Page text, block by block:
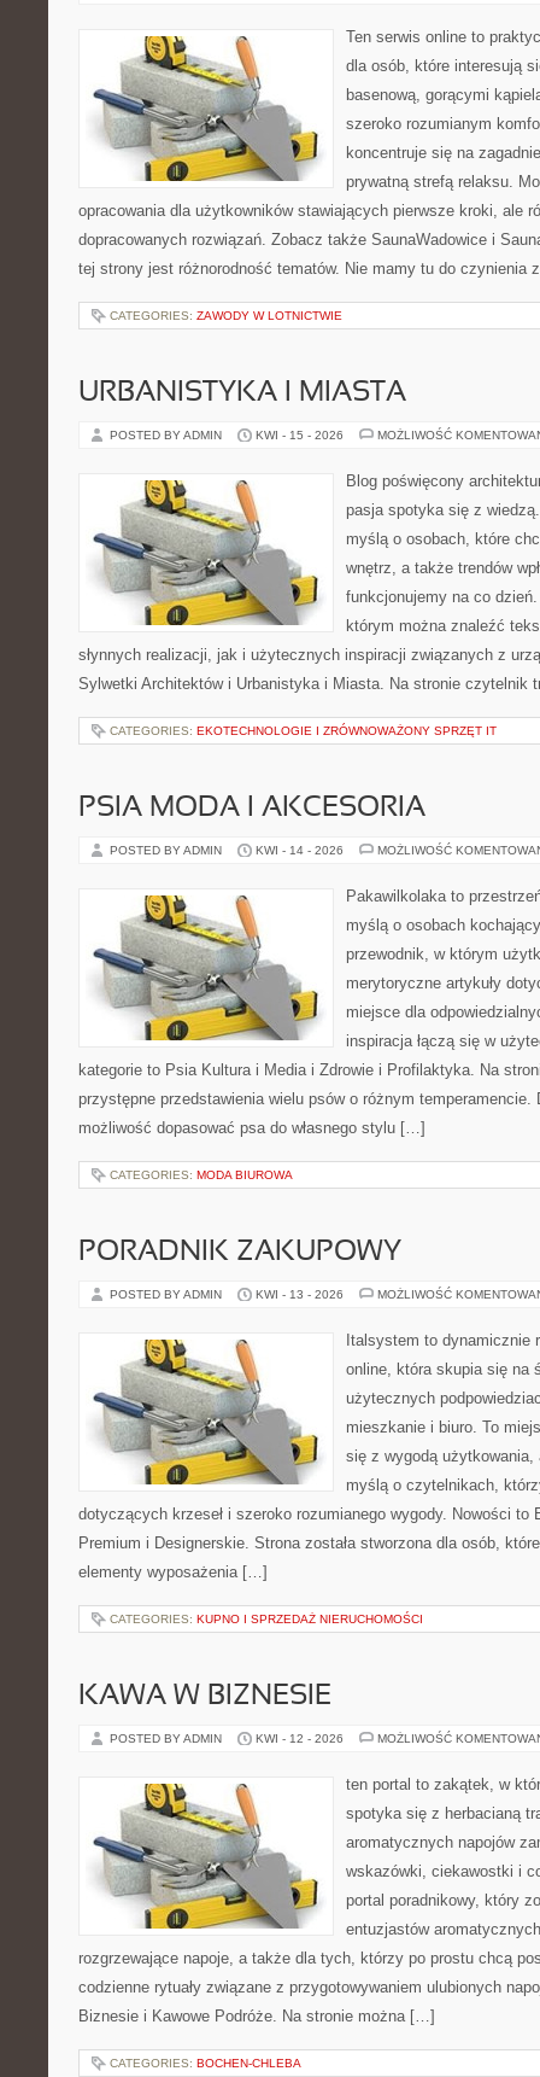
Ten serwis online to
dla osób, które interesują
basenową, gorącymi
szeroko rozumianym
koncentruje się na
prywatną strefą relaksu.
opracowania dla użytkowników stawiających pierwsze kroki, ale
dopracowanych rozwiązań. Zobacz także SaunaWadowice i
tej strony jest różnorodność tematów. Nie mamy tu do czynienia
CATEGORIES: ZAWODY W LOTNICTWIE
URBANISTYKA I MIASTA
POSTED BY ADMIN KWI - 15 - 2026 MOŻLIWOŚĆ
Blog poświęcony
pasja spotyka się z
myślą o osobach, które
wnętrz, a także trendów
funkcjonujemy na co
którym można znaleźć
słynnych realizacji, jak i użytecznych inspiracji związanych z
Sylwetki Architektów i Urbanistyka i Miasta. Na stronie czytelnik
CATEGORIES: EKOTECHNOLOGIE I ZRÓWNOWAŻONY SPRZĘT IT
PSIA MODA I AKCESORIA
POSTED BY ADMIN KWI - 14 - 2026 MOŻLIWOŚĆ
Pakawilkolaka to
myślą o osobach
przewodnik, w którym
merytoryczne artykuły
miejsce dla
inspiracja łączą się w
kategorie to Psia Kultura i Media i Zdrowie i Profilaktyka. Na
przystępne przedstawienia wielu psów o różnym
możliwość dopasować psa do własnego stylu […]
CATEGORIES: MODA BIUROWA
PORADNIK ZAKUPOWY
POSTED BY ADMIN KWI - 13 - 2026 MOŻLIWOŚĆ
Italsystem to dynamicznie
online, która skupia się na
użytecznych
mieszkanie i biuro. To
się z wygodą użytkowania,
myślą o czytelnikach,
dotyczących krzeseł i szeroko rozumianego wygody. Nowości to
Premium i Designerskie. Strona została stworzona dla osób,
elementy wyposażenia […]
CATEGORIES: KUPNO I SPRZEDAŻ NIERUCHOMOŚCI
KAWA W BIZNESIE
POSTED BY ADMIN KWI - 12 - 2026 MOŻLIWOŚĆ
ten portal to zakątek, w
spotyka się z herbacianą
aromatycznych napojów
wskazówki, ciekawostki i
portal poradnikowy, który
entuzjastów
rozgrzewające napoje, a także dla tych, którzy po prostu chcą
codzienne rytuały związane z przygotowywaniem ulubionych
Biznesie i Kawowe Podróże. Na stronie można […]
CATEGORIES: BOCHEN-CHLEBA